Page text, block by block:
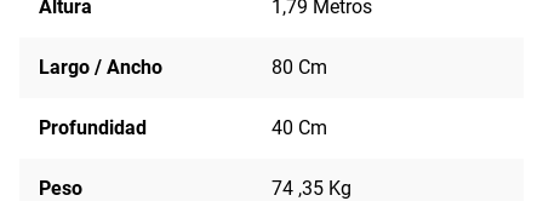
Altura 1,79 Metros
Largo / Ancho 80 Cm
Profundidad 40 Cm
Peso 74 ,35 Kg